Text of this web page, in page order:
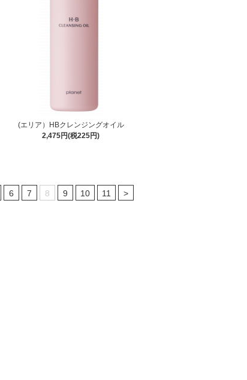
(エリア）HBクレンジングオイル
2,475円(税225円)
6 7 8 9 10 11 >